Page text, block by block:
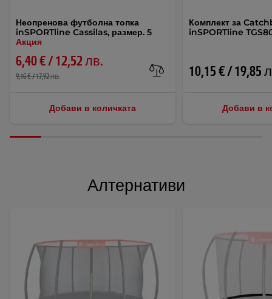
Неопренова футболна топка
inSPORTline Cassilas, размер. 5
Акция
6,40 € / 12,52 лв.
9,16 € / 17,92 лв.
Добави в количката
Комплект за
inSPORTline
10,15 € / 19,85
Добави в
Алтернативи